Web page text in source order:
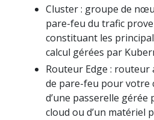
Cluster : groupe de
pare-feu du trafic
constituant les
calcul gérées par
Routeur Edge :
de pare-feu pour votre
d’une passerelle
cloud ou d’un matériel